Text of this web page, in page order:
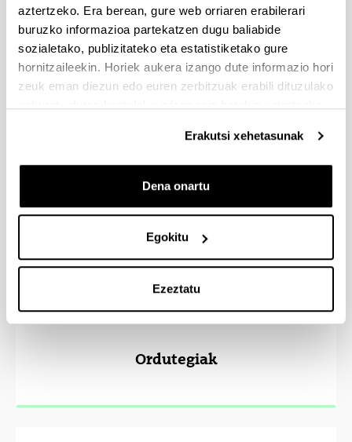
aztertzeko. Era berean, gure web orriaren erabilerari
buruzko informazioa partekatzen dugu baliabide
sozialetako, publizitateko eta estatistiketako gure
hornitzaileekin. Horiek aukera izango dute informazio hori
zeuk eman diezun edo euren zerbitzuak erabili dituzulako
Erakutsi xehetasunak
Dena onartu
Egokitu
Ezeztatu
Prestakuntza-proposamenak
Ordutegiak